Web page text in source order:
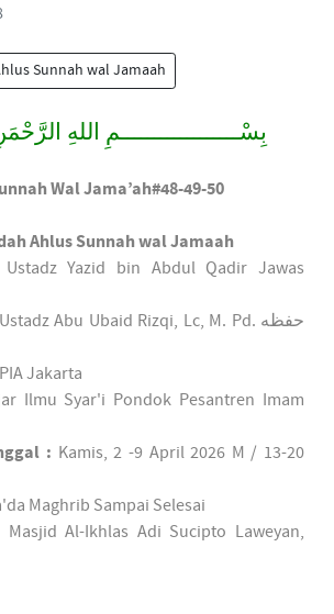
Sunnah wal Jamaah
بِسْــــــــــــــــــمِ اللهِ
Wal Jama’ah#48-49-50
Ahlus Sunnah wal Jamaah
Ustadz Yazid bin Abdul Qadir Jawas
Ustadz Abu Ubaid Rizqi, Lc, M. Pd. حفظه
Jakarta
Syar'i Pondok Pesantren Imam
: Kamis, 2 -9 April 2026 M / 13-20
Maghrib Sampai Selesai
Masjid Al-Ikhlas Adi Sucipto Laweyan,